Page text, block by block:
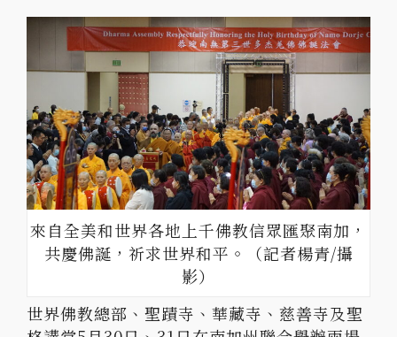
來自全美和世界各地上千佛教信眾匯聚南加，
共慶佛誕，祈求世界和平。（記者楊青/攝
影）
世界佛教總部、聖蹟寺、華藏寺、慈善寺及聖